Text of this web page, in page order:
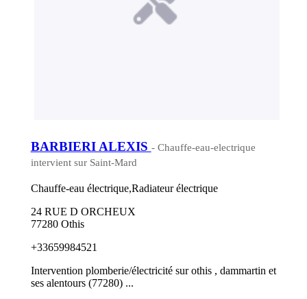
BARBIERI ALEXIS - Chauffe-eau-electrique
intervient sur Saint-Mard
Chauffe-eau électrique,Radiateur électrique
24 RUE D ORCHEUX
77280 Othis
+33659984521
Intervention plomberie/électricité sur othis , dammartin et
ses alentours (77280) ...